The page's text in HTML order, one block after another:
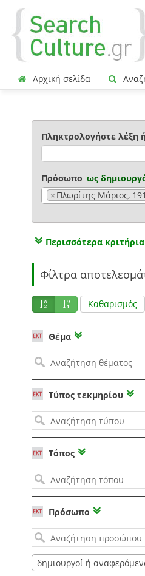
Αρχική σελίδα
Πληκτρολογήστε λέξη
Πρόσωπο ως
× Πλωρίτης Μάριος,
Περισσότερα
Φίλτρα
Καθαρισμός
Θέμα
Τύπος τεκμηρίου
Τόπος
Πρόσωπο
δημιουργοί ή